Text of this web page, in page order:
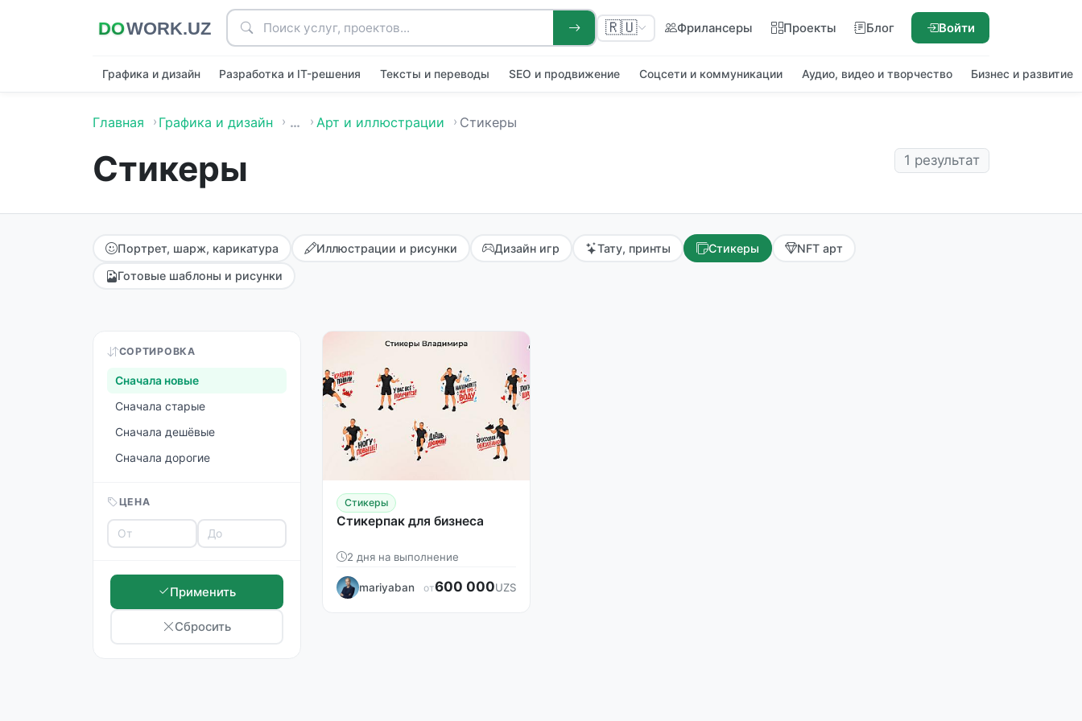
🇷🇺 Фрилансеры Проекты Блог Войти
Графика и дизайн Разработка и IT-решения Тексты и переводы SEO и продвижение Соцсети и коммуникации Аудио, видео и творчество Бизнес и развитие
Главная Графика и дизайн … Арт и иллюстрации Стикеры
Стикеры 1 результат
Портрет, шарж, карикатура Иллюстрации и рисунки Дизайн игр Тату, принты Стикеры NFT арт
Готовые шаблоны и рисунки
СОРТИРОВКА
Сначала новые
Сначала старые
Сначала дешёвые
Сначала дорогие
ЦЕНА
Применить
Сбросить
Стикеры
Стикерпак для бизнеса
2 дня на выполнение
mariyaban от600 000UZS